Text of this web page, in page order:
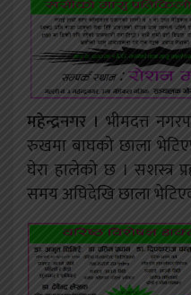
महेन्द्रनगर । भीमदत्त
रुखमा बाघको छाला
घेरा हालेको छ । सशस्त्र
समय अघिदेखि छाला